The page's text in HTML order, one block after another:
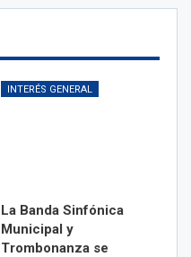
INTERÉS GENERAL
La Banda Sinfónica
Municipal y
Trombonanza se